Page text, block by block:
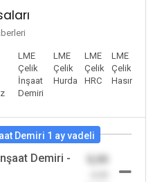
LME
Çelik
İnşaat
Demiri
LME
Çelik
Hurda
LME
Çelik
HRC
LME
Çelik
Hasır
Demiri 1 ay vadeli
Demiri -
0,00